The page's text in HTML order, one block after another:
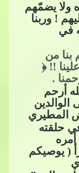
ولا يضمّهم
! وربنا
في
بنا من
!! ﴿
.
أرحم
المطيري
حلقته
( يوصيكم